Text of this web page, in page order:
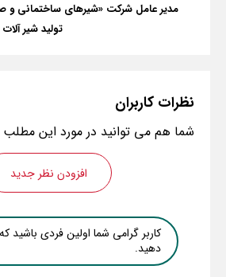
مدیر عامل شرکت «شیرهای ساختمانی و
تولید شیر
نظرات کاربران
شما هم می توانید در مورد این
افزودن نظر جدید
کاربر گرامی شما اولین فردی باشید
دهید.